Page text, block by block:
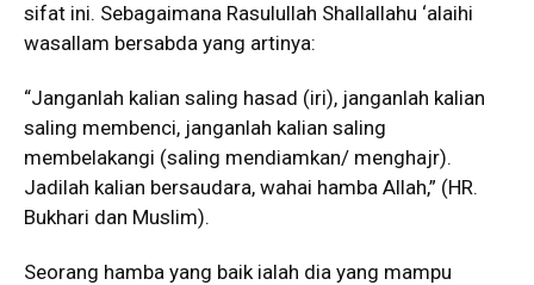
sifat ini. Sebagaimana Rasulullah Shallallahu ‘alaihi
wasallam bersabda yang artinya:
“Janganlah kalian saling hasad (iri), janganlah kalian
saling membenci, janganlah kalian saling
membelakangi (saling mendiamkan/ menghajr).
Jadilah kalian bersaudara, wahai hamba Allah,” (HR.
Bukhari dan Muslim).
Seorang hamba yang baik ialah dia yang mampu